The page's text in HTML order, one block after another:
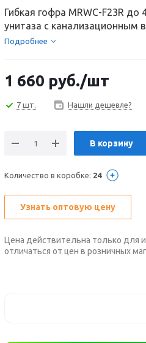
Гибкая гофра MRWC-F23R
унитаза с канализационным
Подробнее
1 660 руб./шт
7 шт. Нашли дешевле?
В корзину
Количество в коробке: 24
Узнать оптовую цену
Цена действительна только для
отличаться от цен в розничных